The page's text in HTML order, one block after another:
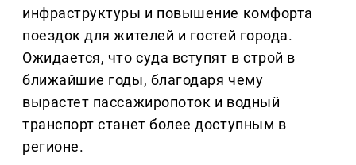
инфраструктуры и повышение комфорта
поездок для жителей и гостей города.
Ожидается, что суда вступят в строй в
ближайшие годы, благодаря чему
вырастет пассажиропоток и водный
транспорт станет более доступным в
регионе.